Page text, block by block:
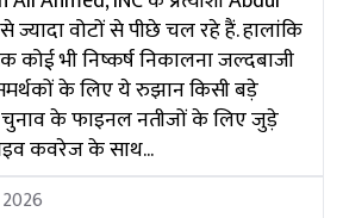
ज्यादा वोटों से पीछे चल रहे हैं. हालांकि
कोई भी निष्कर्ष निकालना जल्दबाजी
के लिए ये रुझान किसी बड़े
के फाइनल नतीजों के लिए जुड़े
कवरेज के साथ...